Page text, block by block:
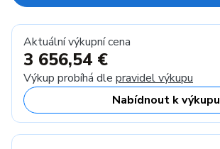
Aktuální výkupní cena
3 656,54 €
Výkup probíhá dle pravidel výkupu
Nabídnout k výkupu